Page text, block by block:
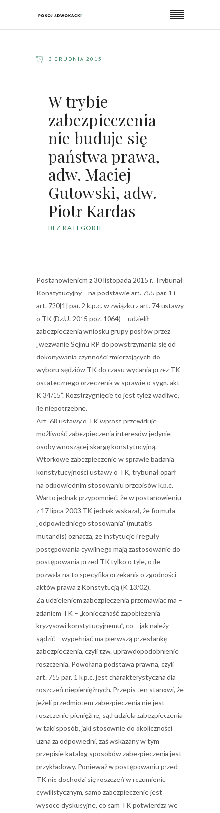
3 GRUDNIA 2015
W trybie
zabezpieczenia
nie buduje się
państwa prawa,
adw. Maciej
Gutowski, adw.
Piotr Kardas
BEZ KATEGORII
Postanowieniem z 30 listopada 2015 r. Trybunał
Konstytucyjny – na podstawie art. 755 par. 1 i
art. 730[1] par. 2 k.p.c. w związku z art. 74 ustawy
o TK (Dz.U. 2015 poz. 1064) – udzielił
zabezpieczenia wniosku grupy posłów przez
„wezwanie Sejmu RP do powstrzymania się od
dokonywania czynności zmierzających do
wyboru sędziów TK do czasu wydania przez TK
ostatecznego orzeczenia w sprawie o sygn. akt
K 34/15”. Rozstrzygnięcie to jest tyleż wadliwe,
ile niepotrzebne.
Art. 68 ustawy o TK wprost przewiduje
możliwość zabezpieczenia interesów jedynie
osoby wnoszącej skargę konstytucyjną.
Wtorkowe zabezpieczenie w sprawie badania
konstytucyjności ustawy o TK, trybunał oparł
na odpowiednim stosowaniu przepisów k.p.c.
Warto jednak przypomnieć, że w postanowieniu
z 17 lipca 2003 TK jednak wskazał, że formuła
„odpowiedniego stosowania” (mutatis
mutandis) oznacza, że instytucje i reguły
postępowania cywilnego mają zastosowanie do
postępowania przed TK tylko o tyle, o ile
pozwala na to specyfika orzekania o zgodności
aktów prawa z Konstytucją (K 13/02).
Za udzieleniem zabezpieczenia przemawiać ma –
zdaniem TK – „konieczność zapobieżenia
kryzysowi konstytucyjnemu”, co – jak należy
sądzić – wypełniać ma pierwszą przesłankę
zabezpieczenia, czyli tzw. uprawdopodobnienie
roszczenia. Powołana podstawa prawna, czyli
art. 755 par. 1 k.p.c. jest charakterystyczna dla
roszczeń niepieniężnych. Przepis ten stanowi, że
jeżeli przedmiotem zabezpieczenia nie jest
roszczenie pieniężne, sąd udziela zabezpieczenia
w taki sposób, jaki stosownie do okoliczności
uzna za odpowiedni, zaś wskazany w tym
przepisie katalog sposobów zabezpieczenia jest
przykładowy. Ponieważ w postępowaniu przed
TK nie dochodzi się roszczeń w rozumieniu
cywilistycznym, samo zabezpieczenie jest
wysoce dyskusyjne, co sam TK potwierdza we